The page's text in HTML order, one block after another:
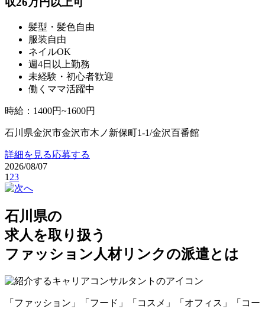
髪型・髪色自由
服装自由
ネイルOK
週4日以上勤務
未経験・初心者歓迎
働くママ活躍中
時給 ： 1400円~1600円
石川県金沢市金沢市木ノ新保町1-1/金沢百番館
詳細を見る応募する
2026/08/07
1 23
石川県の
求人を取り扱う
ファッション人材リンクの派遣とは
「ファッション」「フード」「コスメ」「オフィス」「コー